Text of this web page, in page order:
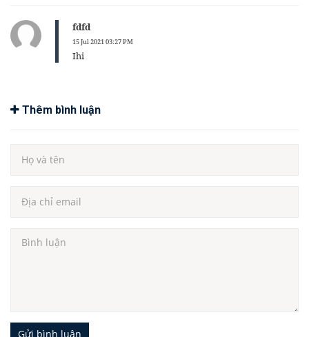
fdfd
15 Jul 2021 03:27 PM
Ihi
Thêm bình luận
Gửi bình luận